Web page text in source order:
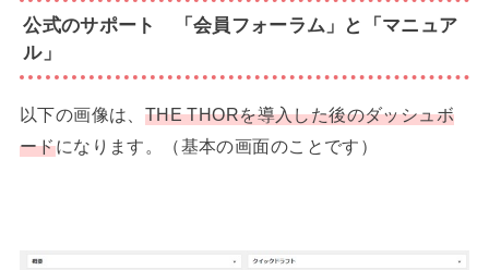
公式のサポート 「会員フォーラム」と「マニュア
ル」
以下の画像は、 THE THORを導入した後のダッシュボ
ードになります。（基本の画面のことです）